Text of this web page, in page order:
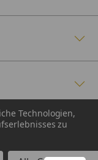
Technologien,
zu